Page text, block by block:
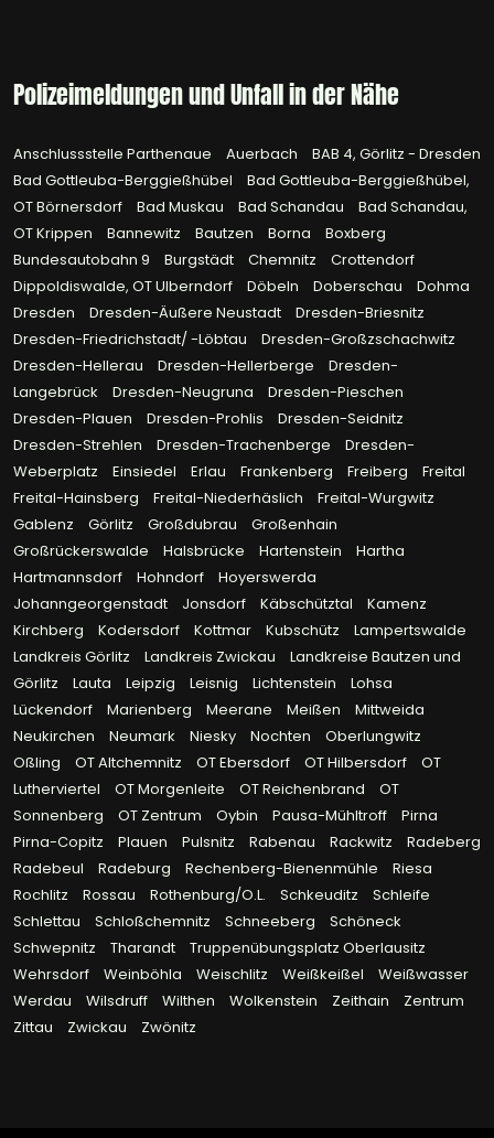
Polizeimeldungen und Unfall in der Nähe
Anschlussstelle Parthenaue Auerbach
BAB 4, Görlitz - Dresden
Bad Gottleuba-Berggießhübel
Bad Gottleuba-Berggießhübel,
OT Börnersdorf
Bad Muskau Bad Schandau
Bad Schandau,
OT Krippen
Bannewitz Bautzen Borna
Boxberg
Bundesautobahn 9
Burgstädt Chemnitz
Crottendorf
Dippoldiswalde, OT Ulberndorf
Döbeln Doberschau
Dohma
Dresden
Dresden-Äußere Neustadt
Dresden-Briesnitz
Dresden-Friedrichstadt/ -Löbtau
Dresden-Großzschachwitz
Dresden-Hellerau
Dresden-Hellerberge
Dresden-
Langebrück
Dresden-Neugruna
Dresden-Pieschen
Dresden-Plauen
Dresden-Prohlis
Dresden-Seidnitz
Dresden-Strehlen
Dresden-Trachenberge
Dresden-
Weberplatz
Einsiedel Erlau Frankenberg Freiberg
Freital
Freital-Hainsberg
Freital-Niederhäslich
Freital-Wurgwitz
Gablenz
Görlitz Großdubrau
Großenhain
Großrückerswalde
Halsbrücke Hartenstein
Hartha
Hartmannsdorf
Hohndorf
Hoyerswerda
Johanngeorgenstadt
Jonsdorf Käbschütztal
Kamenz
Kirchberg
Kodersdorf Kottmar Kubschütz
Lampertswalde
Landkreis Görlitz
Landkreis Zwickau
Landkreise Bautzen und
Görlitz
Lauta Leipzig Leisnig Lichtenstein
Lohsa
Lückendorf
Marienberg Meerane Meißen
Mittweida
Neukirchen
Neumark Niesky Nochten
Oberlungwitz
Oßling
OT Altchemnitz OT Ebersdorf OT Hilbersdorf
OT
Lutherviertel
OT Morgenleite OT Reichenbrand
OT
Sonnenberg
OT Zentrum Oybin Pausa-Mühltroff
Pirna
Pirna-Copitz
Plauen Pulsnitz Rabenau Rackwitz
Radeberg
Radebeul
Radeburg Rechenberg-Bienenmühle
Riesa
Rochlitz
Rossau Rothenburg/O.L. Schkeuditz
Schleife
Schlettau
Schloßchemnitz Schneeberg
Schöneck
Schwepnitz
Tharandt
Truppenübungsplatz Oberlausitz
Wehrsdorf
Weinböhla Weischlitz Weißkeißel
Weißwasser
Werdau
Wilsdruff Wilthen Wolkenstein Zeithain
Zentrum
Zittau
Zwickau Zwönitz